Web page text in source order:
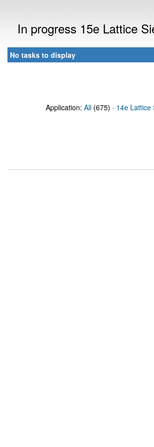
In progress 15e Lattice
No tasks to display
Application: All (675) · 14e Lattice